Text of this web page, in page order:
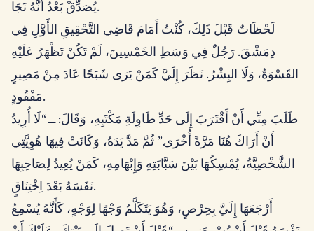
يُصَدِّقْ بَعْدُ أَنَّهُ نَجَا.
لَحْظَاتٌ قَبْلَ ذَلِكَ، كُنْتُ أَمَامَ قَاضِي التَّحْقِيقِ الأَوَّلِ فِي
دِمَشْقَ. رَجُلٌ فِي وَسَطِ الخَمْسِينَ، لَمْ تَكُنْ تَظْهَرُ عَلَيْهِ
القَسْوَةُ، وَلَا البِشْرُ. نَظَرَ إِلَيَّ كَمَنْ يَرَى شَبَحًا عَادَ مِنْ مَصِيرٍ
مَفْقُودٍ.
طَلَبَ مِنِّي أَنْ أَقْتَرَبَ إِلَى حَدِّ طَاوِلَةِ مَكْتَبِهِ، وَقَالَ: ــ “لَا أُرِيدُ
أَنْ أَرَاكَ هُنَا مَرَّةً أُخْرَى.” ثُمَّ مَدَّ يَدَهُ، وَكَانَتْ فِيهَا هُوِيَّتِي
الشَّخْصِيَّةُ، يُمْسِكُهَا بَيْنَ سَبَّابَتِهِ وَإِبْهَامِهِ، كَمَنْ يُعِيدُ لِصَاحِبِهَا
نَفَسَهُ بَعْدَ اِخْتِنَاقٍ.
أَرْجَعَهَا إِلَيَّ بِحِرْصٍ، وَهُوَ يَتَكَلَّمُ وَجْهًا لِوَجْهٍ، كَأَنَّهُ يُسْمِعُ